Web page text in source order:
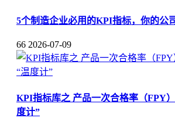
5个制造企业必用的KPI指标，你的公
66 2026-07-09
KPI指标库之 产品一次合格率（FPY
度计”